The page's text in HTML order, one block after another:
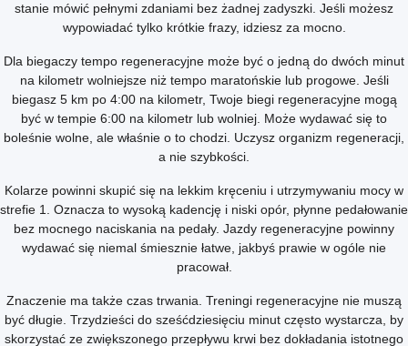
stanie mówić pełnymi zdaniami bez żadnej zadyszki. Jeśli możesz
wypowiadać tylko krótkie frazy, idziesz za mocno.
Dla biegaczy tempo regeneracyjne może być o jedną do dwóch minut
na kilometr wolniejsze niż tempo maratońskie lub progowe. Jeśli
biegasz 5 km po 4:00 na kilometr, Twoje biegi regeneracyjne mogą
być w tempie 6:00 na kilometr lub wolniej. Może wydawać się to
boleśnie wolne, ale właśnie o to chodzi. Uczysz organizm regeneracji,
a nie szybkości.
Kolarze powinni skupić się na lekkim kręceniu i utrzymywaniu mocy w
strefie 1. Oznacza to wysoką kadencję i niski opór, płynne pedałowanie
bez mocnego naciskania na pedały. Jazdy regeneracyjne powinny
wydawać się niemal śmiesznie łatwe, jakbyś prawie w ogóle nie
pracował.
Znaczenie ma także czas trwania. Treningi regeneracyjne nie muszą
być długie. Trzydzieści do sześćdziesięciu minut często wystarcza, by
skorzystać ze zwiększonego przepływu krwi bez dokładania istotnego